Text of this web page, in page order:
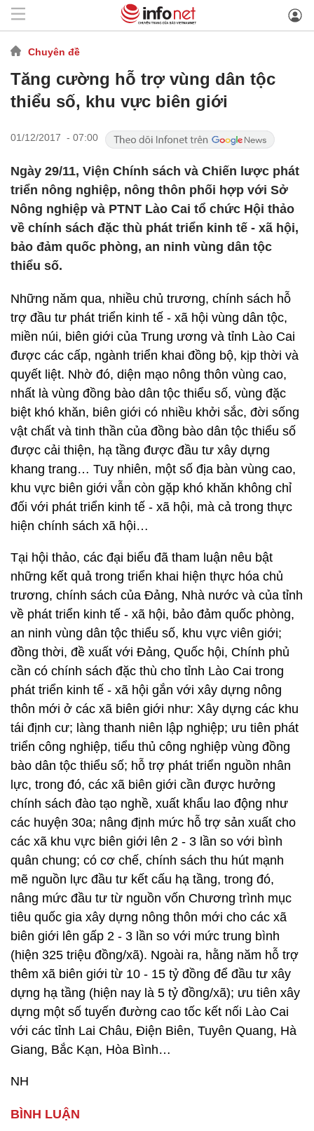
Chuyên đề
Tăng cường hỗ trợ vùng dân tộc
thiểu số, khu vực biên giới
01/12/2017 - 07:00
Ngày 29/11, Viện Chính sách và Chiến lược phát
triển nông nghiệp, nông thôn phối hợp với Sở
Nông nghiệp và PTNT Lào Cai tổ chức Hội thảo
về chính sách đặc thù phát triển kinh tế - xã hội,
bảo đảm quốc phòng, an ninh vùng dân tộc
thiểu số.
Những năm qua, nhiều chủ trương, chính sách hỗ
trợ đầu tư phát triển kinh tế - xã hội vùng dân tộc,
miền núi, biên giới của Trung ương và tỉnh Lào Cai
được các cấp, ngành triển khai đồng bộ, kịp thời và
quyết liệt. Nhờ đó, diện mạo nông thôn vùng cao,
nhất là vùng đồng bào dân tộc thiểu số, vùng đặc
biệt khó khăn, biên giới có nhiều khởi sắc, đời sống
vật chất và tinh thần của đồng bào dân tộc thiểu số
được cải thiện, hạ tầng được đầu tư xây dựng
khang trang… Tuy nhiên, một số địa bàn vùng cao,
khu vực biên giới vẫn còn gặp khó khăn không chỉ
đối với phát triển kinh tế - xã hội, mà cả trong thực
hiện chính sách xã hội…
Tại hội thảo, các đại biểu đã tham luận nêu bật
những kết quả trong triển khai hiện thực hóa chủ
trương, chính sách của Đảng, Nhà nước và của tỉnh
về phát triển kinh tế - xã hội, bảo đảm quốc phòng,
an ninh vùng dân tộc thiểu số, khu vực viên giới;
đồng thời, đề xuất với Đảng, Quốc hội, Chính phủ
cần có chính sách đặc thù cho tỉnh Lào Cai trong
phát triển kinh tế - xã hội gắn với xây dựng nông
thôn mới ở các xã biên giới như: Xây dựng các khu
tái định cư; làng thanh niên lập nghiệp; ưu tiên phát
triển công nghiệp, tiểu thủ công nghiệp vùng đồng
bào dân tộc thiểu số; hỗ trợ phát triển nguồn nhân
lực, trong đó, các xã biên giới cần được hưởng
chính sách đào tạo nghề, xuất khẩu lao động như
các huyện 30a; nâng định mức hỗ trợ sản xuất cho
các xã khu vực biên giới lên 2 - 3 lần so với bình
quân chung; có cơ chế, chính sách thu hút mạnh
mẽ nguồn lực đầu tư kết cấu hạ tầng, trong đó,
nâng mức đầu tư từ nguồn vốn Chương trình mục
tiêu quốc gia xây dựng nông thôn mới cho các xã
biên giới lên gấp 2 - 3 lần so với mức trung bình
(hiện 325 triệu đồng/xã). Ngoài ra, hằng năm hỗ trợ
thêm xã biên giới từ 10 - 15 tỷ đồng để đầu tư xây
dựng hạ tầng (hiện nay là 5 tỷ đồng/xã); ưu tiên xây
dựng một số tuyến đường cao tốc kết nối Lào Cai
với các tỉnh Lai Châu, Điện Biên, Tuyên Quang, Hà
Giang, Bắc Kạn, Hòa Bình…
NH